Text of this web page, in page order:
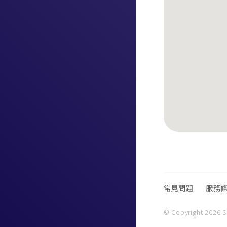
常見問題 服務
© Copyright 2026